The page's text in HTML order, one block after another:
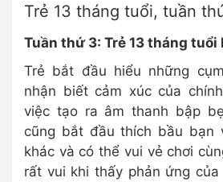
Trẻ 13 tháng tuổi, tuần
Tuần thứ 3: Trẻ 13 tháng tuổi
Trẻ bắt đầu hiểu những
nhận biết cảm xúc của
việc tạo ra âm thanh bập
cũng bắt đầu thích bầu bạn
khác và có thể vui vẻ chơi
rất vui khi thấy phản ứng